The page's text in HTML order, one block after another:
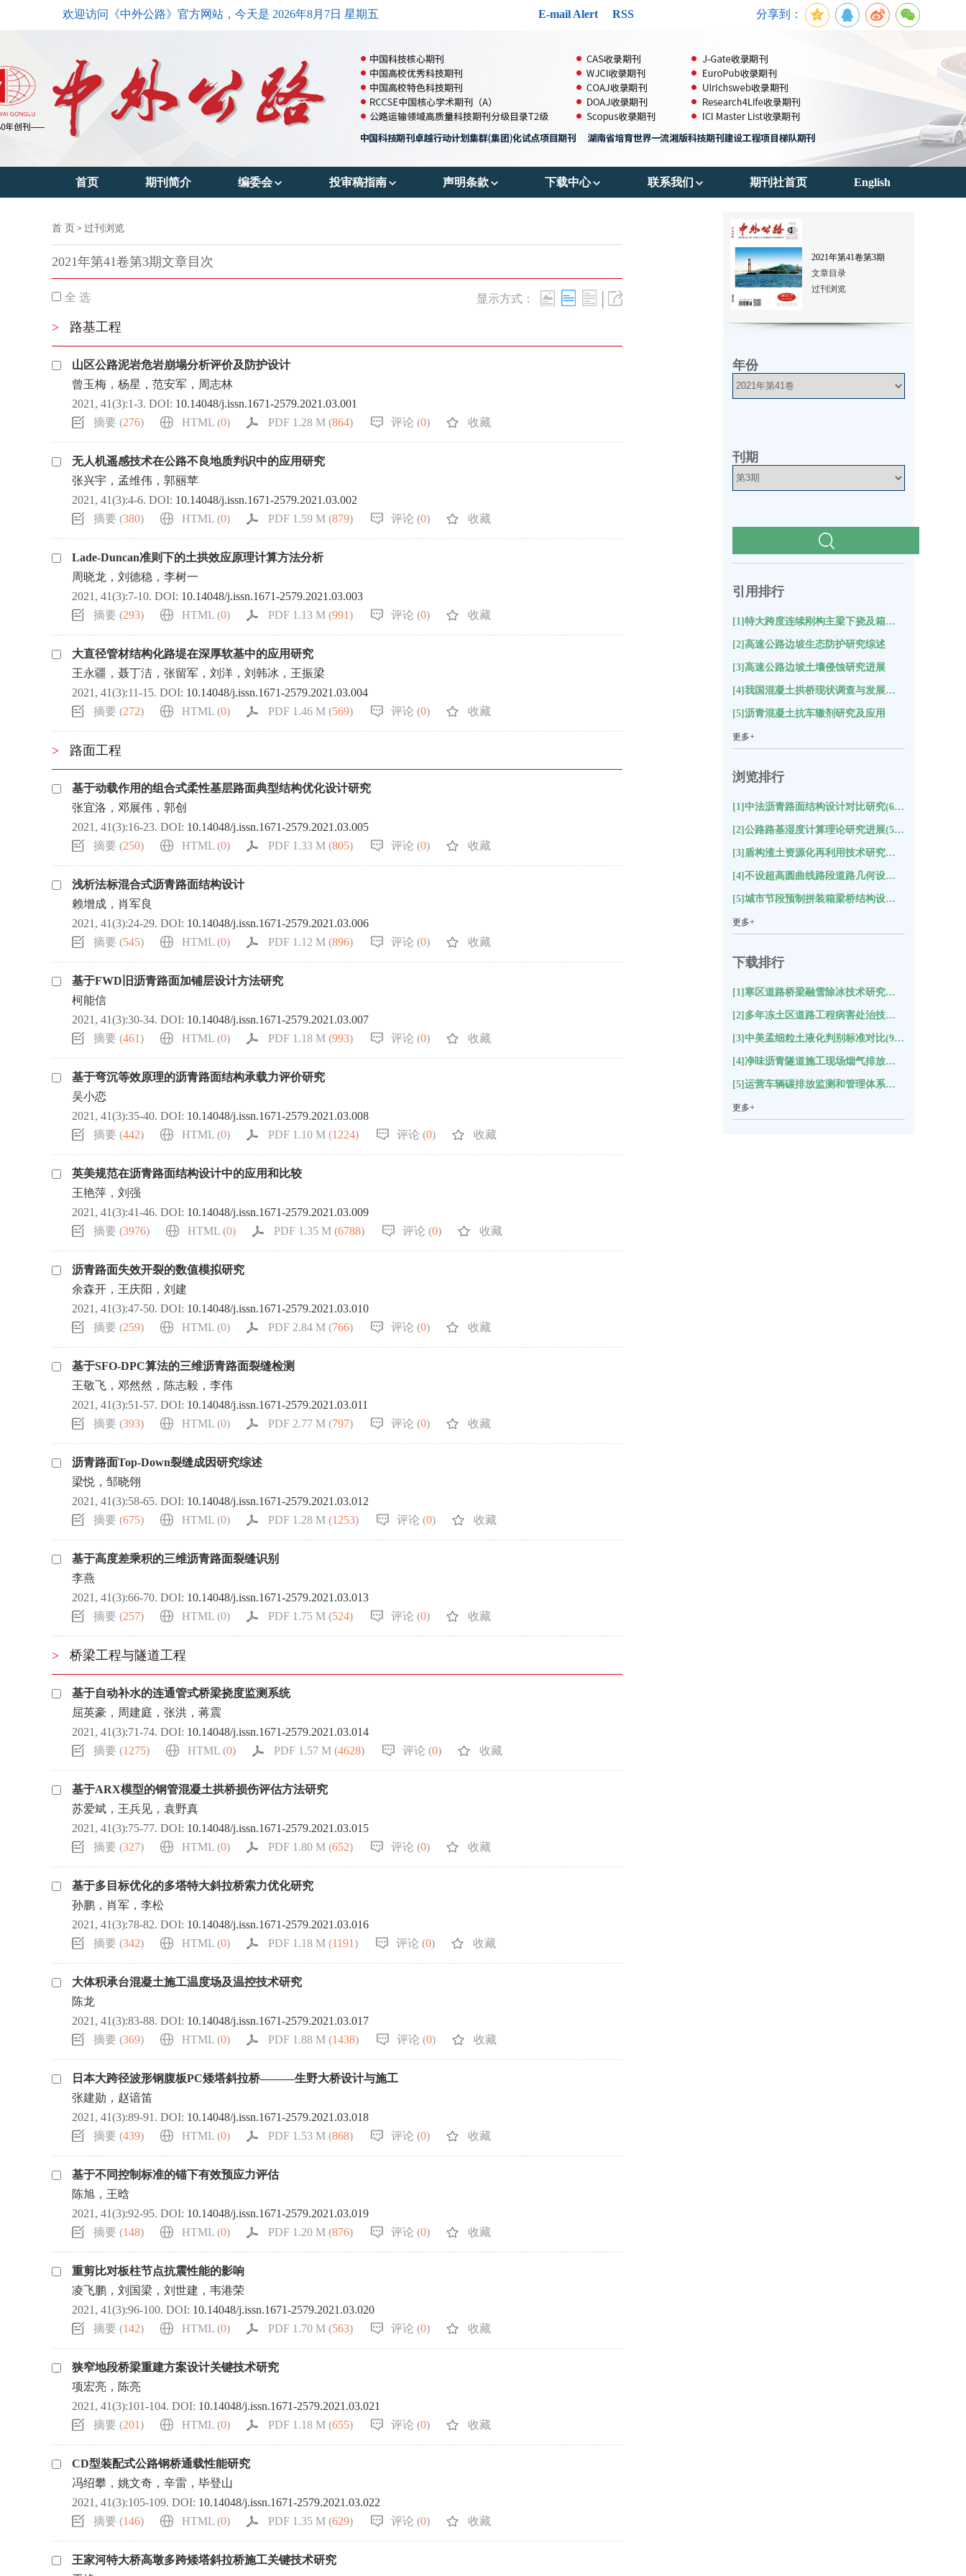
欢迎访问《中外公路》官方网站，今天是 2026年8月7日 星期五 分享到：
E-mail Alert RSS
首页 期刊简介 编委会
编委会主任
投审稿指南
投稿须知
声明条款
OA政策
数据共享政策
下载中心
参考文献格式
作者声明表
联系我们 期刊社首页 English
首 页 > 过刊浏览
2021年第41卷第3期文章目次
全 选 显示方式： |
> 路基工程
山区公路泥岩危岩崩塌分析评价及防护设计
曾玉梅，杨星，范安军，周志林
2021, 41(3):1-3. DOI: 10.14048/j.issn.1671-2579.2021.03.001
摘要 (276) HTML (0) PDF 1.28 M (864) 评论 (0) 收藏
无人机遥感技术在公路不良地质判识中的应用研究
张兴宇，孟维伟，郭丽苹
2021, 41(3):4-6. DOI: 10.14048/j.issn.1671-2579.2021.03.002
摘要 (380) HTML (0) PDF 1.59 M (879) 评论 (0) 收藏
Lade-Duncan准则下的土拱效应原理计算方法分析
周晓龙，刘德稳，李树一
2021, 41(3):7-10. DOI: 10.14048/j.issn.1671-2579.2021.03.003
摘要 (293) HTML (0) PDF 1.13 M (991) 评论 (0) 收藏
大直径管材结构化路堤在深厚软基中的应用研究
王永疆，聂丁洁，张留军，刘洋，刘韩冰，王振梁
2021, 41(3):11-15. DOI: 10.14048/j.issn.1671-2579.2021.03.004
摘要 (272) HTML (0) PDF 1.46 M (569) 评论 (0) 收藏
> 路面工程
基于动载作用的组合式柔性基层路面典型结构优化设计研究
张宜洛，邓展伟，郭创
2021, 41(3):16-23. DOI: 10.14048/j.issn.1671-2579.2021.03.005
摘要 (250) HTML (0) PDF 1.33 M (805) 评论 (0) 收藏
浅析法标混合式沥青路面结构设计
赖增成，肖军良
2021, 41(3):24-29. DOI: 10.14048/j.issn.1671-2579.2021.03.006
摘要 (545) HTML (0) PDF 1.12 M (896) 评论 (0) 收藏
基于FWD旧沥青路面加铺层设计方法研究
柯能信
2021, 41(3):30-34. DOI: 10.14048/j.issn.1671-2579.2021.03.007
摘要 (461) HTML (0) PDF 1.18 M (993) 评论 (0) 收藏
基于弯沉等效原理的沥青路面结构承载力评价研究
吴小恋
2021, 41(3):35-40. DOI: 10.14048/j.issn.1671-2579.2021.03.008
摘要 (442) HTML (0) PDF 1.10 M (1224) 评论 (0) 收藏
英美规范在沥青路面结构设计中的应用和比较
王艳萍，刘强
2021, 41(3):41-46. DOI: 10.14048/j.issn.1671-2579.2021.03.009
摘要 (3976) HTML (0) PDF 1.35 M (6788) 评论 (0) 收藏
沥青路面失效开裂的数值模拟研究
余森开，王庆阳，刘建
2021, 41(3):47-50. DOI: 10.14048/j.issn.1671-2579.2021.03.010
摘要 (259) HTML (0) PDF 2.84 M (766) 评论 (0) 收藏
基于SFO-DPC算法的三维沥青路面裂缝检测
王敬飞，邓然然，陈志毅，李伟
2021, 41(3):51-57. DOI: 10.14048/j.issn.1671-2579.2021.03.011
摘要 (393) HTML (0) PDF 2.77 M (797) 评论 (0) 收藏
沥青路面Top-Down裂缝成因研究综述
梁悦，邹晓翎
2021, 41(3):58-65. DOI: 10.14048/j.issn.1671-2579.2021.03.012
摘要 (675) HTML (0) PDF 1.28 M (1253) 评论 (0) 收藏
基于高度差乘积的三维沥青路面裂缝识别
李燕
2021, 41(3):66-70. DOI: 10.14048/j.issn.1671-2579.2021.03.013
摘要 (257) HTML (0) PDF 1.75 M (524) 评论 (0) 收藏
> 桥梁工程与隧道工程
基于自动补水的连通管式桥梁挠度监测系统
屈英豪，周建庭，张洪，蒋震
2021, 41(3):71-74. DOI: 10.14048/j.issn.1671-2579.2021.03.014
摘要 (1275) HTML (0) PDF 1.57 M (4628) 评论 (0) 收藏
基于ARX模型的钢管混凝土拱桥损伤评估方法研究
苏爱斌，王兵见，袁野真
2021, 41(3):75-77. DOI: 10.14048/j.issn.1671-2579.2021.03.015
摘要 (327) HTML (0) PDF 1.80 M (652) 评论 (0) 收藏
基于多目标优化的多塔特大斜拉桥索力优化研究
孙鹏，肖军，李松
2021, 41(3):78-82. DOI: 10.14048/j.issn.1671-2579.2021.03.016
摘要 (342) HTML (0) PDF 1.18 M (1191) 评论 (0) 收藏
大体积承台混凝土施工温度场及温控技术研究
陈龙
2021, 41(3):83-88. DOI: 10.14048/j.issn.1671-2579.2021.03.017
摘要 (369) HTML (0) PDF 1.88 M (1438) 评论 (0) 收藏
日本大跨径波形钢腹板PC矮塔斜拉桥———生野大桥设计与施工
张建勋，赵谙笛
2021, 41(3):89-91. DOI: 10.14048/j.issn.1671-2579.2021.03.018
摘要 (439) HTML (0) PDF 1.53 M (868) 评论 (0) 收藏
基于不同控制标准的锚下有效预应力评估
陈旭，王晗
2021, 41(3):92-95. DOI: 10.14048/j.issn.1671-2579.2021.03.019
摘要 (148) HTML (0) PDF 1.20 M (876) 评论 (0) 收藏
重剪比对板柱节点抗震性能的影响
凌飞鹏，刘国梁，刘世建，韦港荣
2021, 41(3):96-100. DOI: 10.14048/j.issn.1671-2579.2021.03.020
摘要 (142) HTML (0) PDF 1.70 M (563) 评论 (0) 收藏
狭窄地段桥梁重建方案设计关键技术研究
项宏亮，陈亮
2021, 41(3):101-104. DOI: 10.14048/j.issn.1671-2579.2021.03.021
摘要 (201) HTML (0) PDF 1.18 M (655) 评论 (0) 收藏
CD型装配式公路钢桥通载性能研究
冯绍攀，姚文奇，辛雷，毕登山
2021, 41(3):105-109. DOI: 10.14048/j.issn.1671-2579.2021.03.022
摘要 (146) HTML (0) PDF 1.35 M (629) 评论 (0) 收藏
王家河特大桥高墩多跨矮塔斜拉桥施工关键技术研究
2021年第41卷第3期
文章目录
过刊浏览
年份
刊期
引用排行
[1]特大跨度连续刚构主梁下挠及箱梁裂缝成因分析
[2]高速公路边坡生态防护研究综述
[3]高速公路边坡土壤侵蚀研究进展
[4]我国混凝土拱桥现状调查与发展方向分析
[5]沥青混凝土抗车辙剂研究及应用
更多+
浏览排行
[1]中法沥青路面结构设计对比研究(6324)
[2]公路路基湿度计算理论研究进展(5843)
[3]盾构渣土资源化再利用技术研究综述(5795)
[4]不设超高圆曲线路段道路几何设计探讨(4995)
[5]城市节段预制拼装箱梁桥结构设计的技术特点与创新(4547)
更多+
下载排行
[1]寒区道路桥梁融雪除冰技术研究综述(9418)
[2]多年冻土区道路工程病害处治技术研究进展与展望(9371)
[3]中美孟细粒土液化判别标准对比(9362)
[4]净味沥青隧道施工现场烟气排放及环境影响评估(9239)
[5]运营车辆碳排放监测和管理体系构建(9215)
更多+